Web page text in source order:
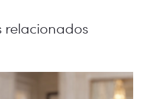
relacionados